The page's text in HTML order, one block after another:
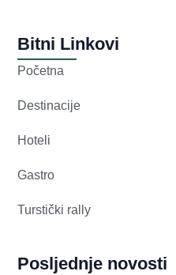
Bitni Linkovi
Početna
Destinacije
Hoteli
Gastro
Turstički rally
Posljednje novosti